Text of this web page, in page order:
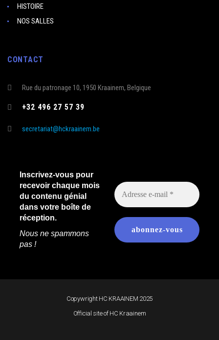
HISTOIRE
NOS SALLES
CONTACT
Rue du patronage 10, 1950 Kraainem, Belgique
+32 496 27 57 39
secretariat@hckraainem.be
Inscrivez-vous pour
recevoir chaque mois
du contenu génial
dans votre boîte de
réception.
Nous ne spammons
pas !
Copywright HC KRAAINEM 2025
Official site of HC Kraainem